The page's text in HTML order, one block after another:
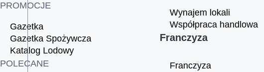
PROMOCJE
Gazetka
Gazetka Spożywcza
Katalog Lodowy
POLECANE
Wynajem lokali
Współpraca handlowa
Franczyza
Franczyza